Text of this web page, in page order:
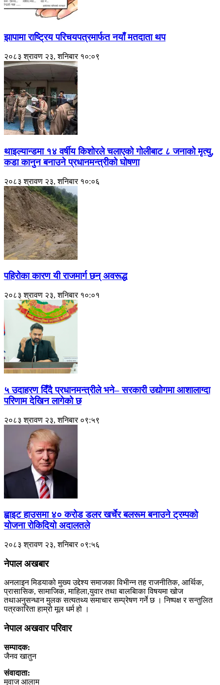
झापामा राष्ट्रिय परिचयपत्रमार्फत नयाँ मतदाता थप
२०८३ श्रावण २३, शनिबार १०:०९
थाइल्यान्डमा १४ वर्षीय किशोरले चलाएको गोलीबाट ८ जनाको मृत्यु,
कडा कानुन बनाउने प्रधानमन्त्रीको घोषणा
२०८३ श्रावण २३, शनिबार १०:०६
पहिरोका कारण यी राजमार्ग छन् अवरूद्ध
२०८३ श्रावण २३, शनिबार १०:०१
५ उदाहरण दिँदै प्रधानमन्त्रीले भने– सरकारी उद्योगमा आशालाग्दा
परिणाम देखिन लागेको छ
२०८३ श्रावण २३, शनिबार ०९:५९
ह्वाइट हाउसमा ४० करोड डलर खर्चेर बलरूम बनाउने ट्रम्पको
योजना रोकिदियो अदालतले
२०८३ श्रावण २३, शनिबार ०९:५६
नेपाल अखबार
अनलाइन मिडयाको मुख्य उद्देश्य समाजका विभीन्न तह राजनीतिक, आर्थिक,
प्रासासिक, सामाजिक, माहिला,युवार तथा बालबािका विषयमा खोज
तथाअनुसन्धान मुलक सत्यतथ्य समाचार सम्प्रेषण गर्ने छ । निष्पक्ष र सन्तुलित
पत्रकारिता हाम्रो मूल धर्म हो ।
नेपाल अखवार परिवार
सम्पादक:
जैनव खातुन
संवादाता:
मुवाज आलाम